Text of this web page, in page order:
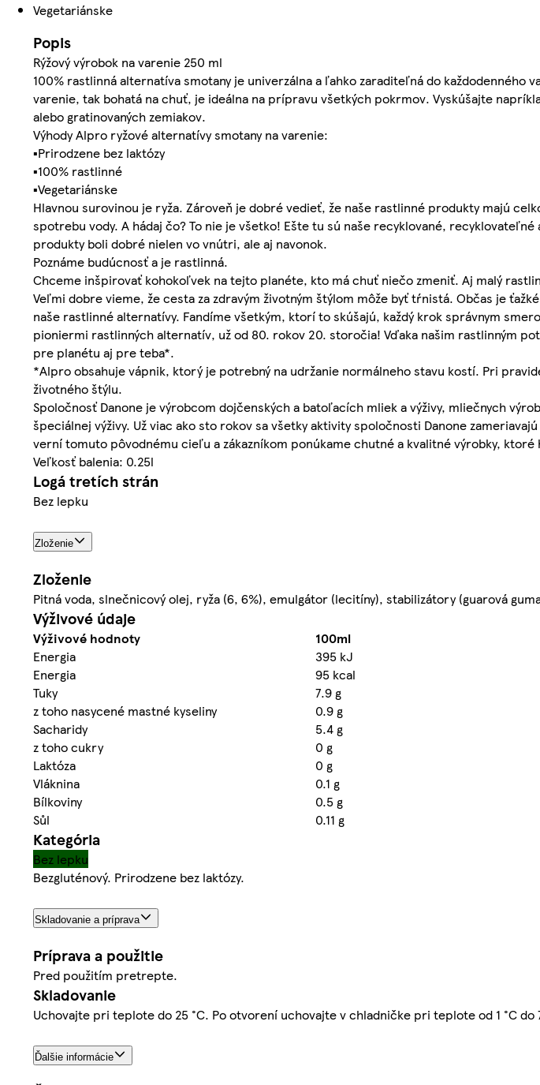
Vegetariánske
Popis
Rýžový výrobok na varenie 250 ml
100% rastlinná alternatíva smotany je univerzálna a ľahko zaraditeľná do každodenného
varenie, tak bohatá na chuť, je ideálna na prípravu všetkých pokrmov. Vyskúšajte
alebo gratinovaných zemiakov.
Výhody Alpro ryžové alternatívy smotany na varenie:
▪Prirodzene bez laktózy
▪100% rastlinné
▪Vegetariánske
Hlavnou surovinou je ryža. Zároveň je dobré vedieť, že naše rastlinné produkty majú
spotrebu vody. A hádaj čo? To nie je všetko! Ešte tu sú naše recyklované,
produkty boli dobré nielen vo vnútri, ale aj navonok.
Poznáme budúcnosť a je rastlinná.
Chceme inšpirovať kohokoľvek na tejto planéte, kto má chuť niečo zmeniť. Aj malý
Veľmi dobre vieme, že cesta za zdravým životným štýlom môže byť tŕnistá. Občas je
naše rastlinné alternatívy. Fandíme všetkým, ktorí to skúšajú, každý krok správnym
pioniermi rastlinných alternatív, už od 80. rokov 20. storočia! Vďaka našim rastlinným
pre planétu aj pre teba*.
*Alpro obsahuje vápnik, ktorý je potrebný na udržanie normálneho stavu kostí. Pri
životného štýlu.
Spoločnosť Danone je výrobcom dojčenských a batoľacích mliek a výživy, mliečnych
špeciálnej výživy. Už viac ako sto rokov sa všetky aktivity spoločnosti Danone
verní tomuto pôvodnému cieľu a zákazníkom ponúkame chutné a kvalitné výrobky,
Veľkosť balenia: 0.25l
Logá tretích strán
Bez lepku
Zloženie
Zloženie
Pitná voda, slnečnicový olej, ryža (6, 6%), emulgátor (lecitíny), stabilizátory (guarová
Výživové údaje
Výživové hodnoty 100ml
Energia
395 kJ
Energia
95 kcal
Tuky
7.9 g
z toho nasycené mastné kyseliny
0.9 g
Sacharidy
5.4 g
z toho cukry
0 g
Laktóza
0 g
Vláknina
0.1 g
Bílkoviny
0.5 g
Sůl
0.11 g
Kategória
Bez lepku
Bezgluténový. Prirodzene bez laktózy.
Skladovanie a príprava
Príprava a použitie
Pred použitím pretrepte.
Skladovanie
Uchovajte pri teplote do 25 °C. Po otvorení uchovajte v chladničke pri teplote od 1 °C do
Ďalšie informácie